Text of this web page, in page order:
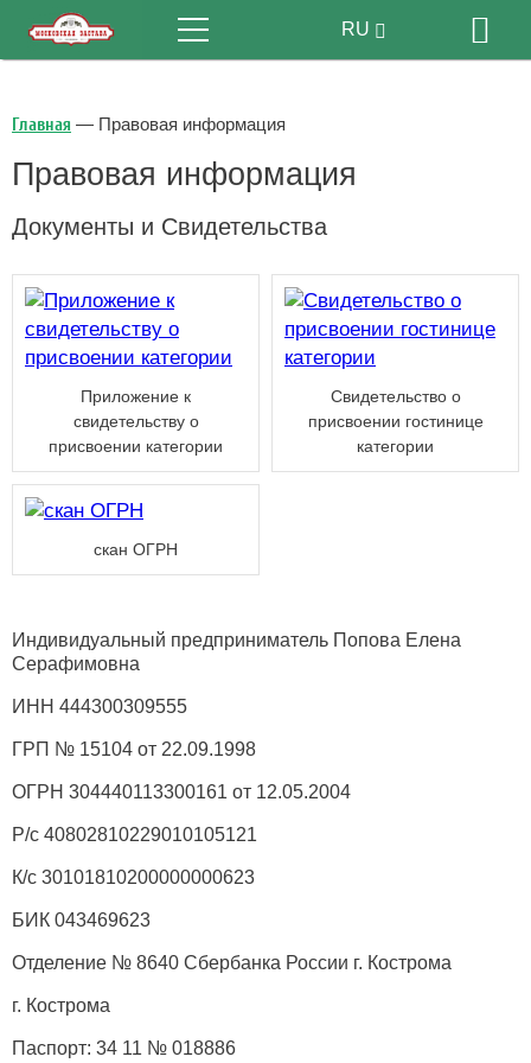
Меню RU
Главная — Правовая информация
Правовая информация
Документы и Свидетельства
Приложение к
свидетельству о
присвоении категории
Свидетельство о
присвоении гостинице
категории
скан ОГРН
Индивидуальный предприниматель Попова Елена
Серафимовна
ИНН 444300309555
ГРП № 15104 от 22.09.1998
ОГРН 304440113300161 от 12.05.2004
Р/с 40802810229010105121
К/с 30101810200000000623
БИК 043469623
Отделение № 8640 Сбербанка России г. Кострома
г. Кострома
Паспорт: 34 11 № 018886